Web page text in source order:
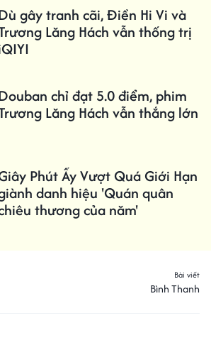
gây tranh cãi, Điền Hi Vi và
Lăng Hách vẫn thống trị
chỉ đạt 5.0 điểm, phim
Lăng Hách vẫn thắng lớn
Phút Ấy Vượt Quá Giới Hạn
danh hiệu 'Quán quân
thương của năm'
Bài viết
Bình Thanh